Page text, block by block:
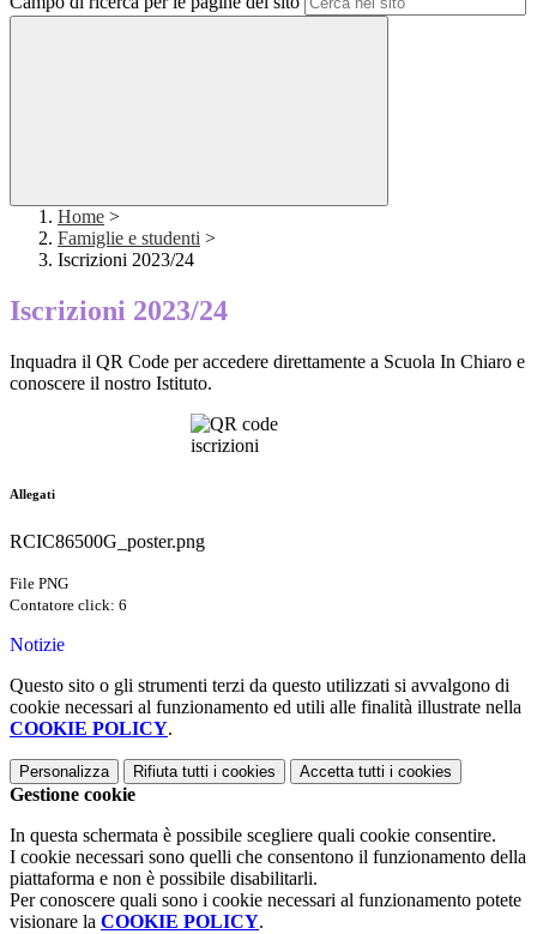
Home >
Famiglie e studenti >
Iscrizioni 2023/24
Iscrizioni 2023/24
Inquadra il QR Code per accedere direttamente a Scuola In Chiaro e
conoscere il nostro Istituto.
Allegati
RCIC86500G_poster.png
File PNG
Contatore click: 6
Notizie
Questo sito o gli strumenti terzi da questo utilizzati si avvalgono di
cookie necessari al funzionamento ed utili alle finalità illustrate nella
COOKIE POLICY.
Personalizza Rifiuta tutti i cookies Accetta tutti i cookies
Gestione cookie
In questa schermata è possibile scegliere quali cookie consentire.
I cookie necessari sono quelli che consentono il funzionamento della
piattaforma e non è possibile disabilitarli.
Per conoscere quali sono i cookie necessari al funzionamento potete
visionare la COOKIE POLICY.